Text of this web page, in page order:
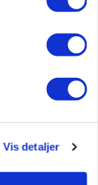
Vis detaljer